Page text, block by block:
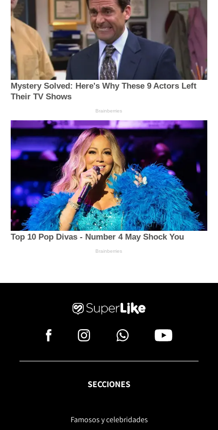
SECCIONES
Famosos y celebridades